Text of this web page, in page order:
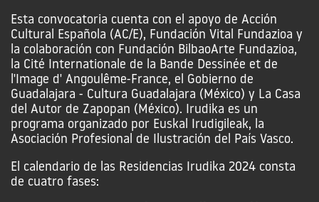
Esta convocatoria cuenta con el apoyo de Acción
Cultural Española (AC/E), Fundación Vital Fundazioa y
la colaboración con Fundación BilbaoArte Fundazioa,
la Cité Internationale de la Bande Dessinée et de
l'Image d' Angoulême-France, el Gobierno de
Guadalajara - Cultura Guadalajara (México) y La Casa
del Autor de Zapopan (México). Irudika es un
programa organizado por Euskal Irudigileak, la
Asociación Profesional de Ilustración del País Vasco.
El calendario de las Residencias Irudika 2024 consta
de cuatro fases: